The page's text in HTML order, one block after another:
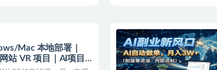
站 VR 项目｜AI项目